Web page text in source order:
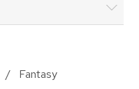
/ Fantasy